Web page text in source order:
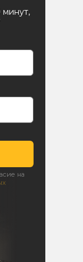
минут,
на